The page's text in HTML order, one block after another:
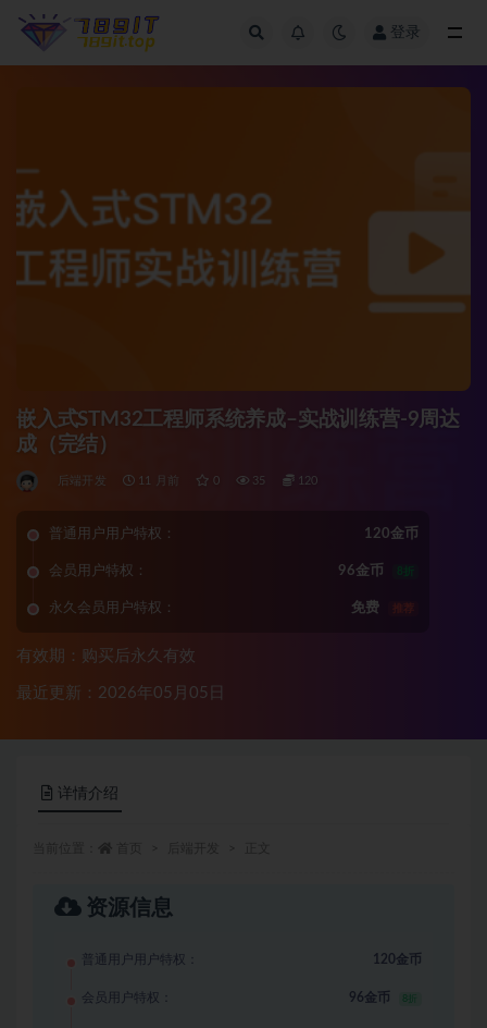
登录
嵌入式STM32工程师系统养成–实战训练营-9周达
成（完结）
后端开发 11 月前 0 35 120
普通用户用户特权： 120金币
会员用户特权： 96金币 8折
永久会员用户特权： 免费 推荐
有效期：购买后永久有效
最近更新：2026年05月05日
详情介绍
资源信息
普通用户用户特权： 120金币
会员用户特权： 96金币 8折